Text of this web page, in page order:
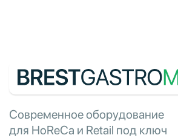
Современное оборудование
для HoReCa и Retail под ключ